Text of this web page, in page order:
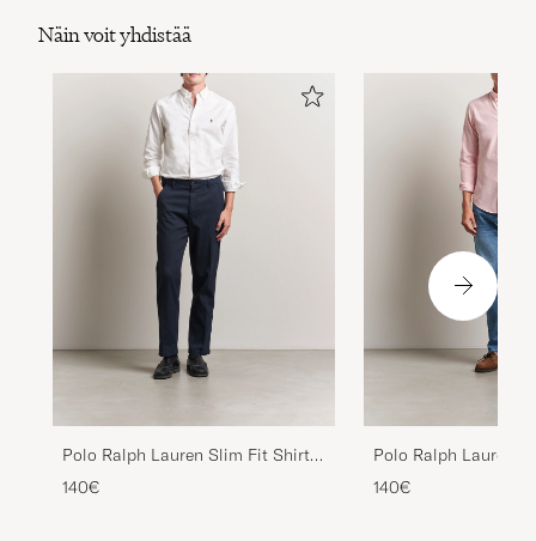
Näin voit yhdistää
Polo Ralph Lauren Slim Fit Shirt
Oxford White
140€
Polo Ralph Lauren
Oxford Pink
140€